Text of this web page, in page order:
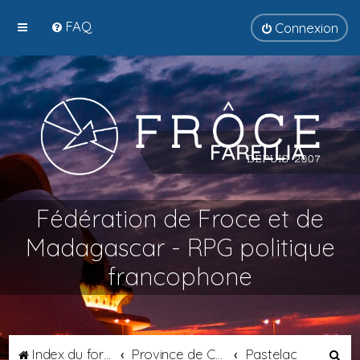
FAQ Connexion
Fédération de Froce et de
Madagascar - RPG politique
francophone
Index du forum Pastelac